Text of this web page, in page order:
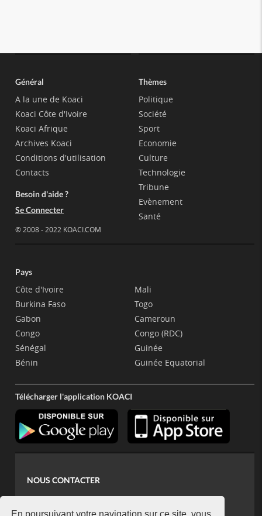
En poursuivant votre navigation sur ce site, vous
Général
A la une de Koaci
Koaci Côte d'Ivoire
Koaci Afrique
Archives Koaci
Conditions d'utilisation
Contacts
Besoin d'aide ?
Se Connecter
© 2008 - 2022 KOACI.COM
Thèmes
Politique
Société
Sport
Economie
Culture
Technologie
Tribune
Evènement
Santé
Pays
Côte d'Ivoire
Burkina Faso
Gabon
Congo
Sénégal
Bénin
Mali
Togo
Cameroun
Congo (RDC)
Guinée
Guinée Equatorial
Télécharger l'application KOACI
NOUS CONTACTER